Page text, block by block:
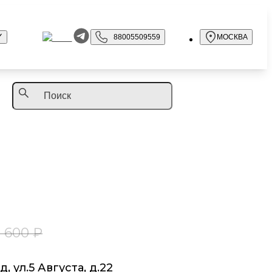
88005509559 МОСКВА
600 ₽
ул.5 Августа, д.22